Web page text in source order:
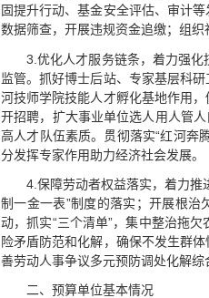
固提升行动、基金安全评估、审计
数据筛查，开展违规资金追缴；组
3.优化人才服务链条，着力强
监管。抓好博士后站、专家基层科
河技师学院技能人才孵化基地作用
开招聘，扩大事业单位选人用人管
高人才队伍素质。贯彻落实“红河奔
分发挥专家作用助力经济社会发展。
4.保障劳动者权益落实，着力推
制一金一表”制度的落实；开展根治
动，抓实“三个清单”，集中整治拖
险矛盾防范和化解，确保不发生群
善劳动人事争议多元预防调处化解综
二、预算单位基本情况